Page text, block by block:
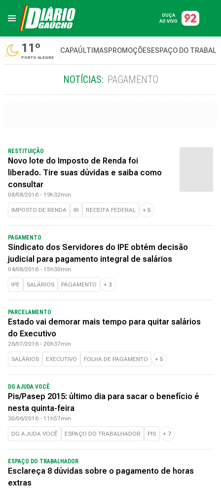
OUÇA
AO VIVO
11º
PORTO ALEGRE
CAPAÚLTIMASPROMOÇÕESESPAÇO DO
NOTÍCIAS: PAGAMENTO
RESTITUIÇÃO
Novo lote do Imposto de Renda foi
liberado. Tire suas dúvidas e saiba como
consultar
08/08/2016 - 19h32min
IMPOSTO DE RENDA IR RECEITA FEDERAL + 5
PAGAMENTO
Sindicato dos Servidores do IPE obtém decisão
judicial para pagamento integral de salários
04/08/2016 - 15h30min
IPE SALÁRIOS PAGAMENTO + 3
PARCELAMENTO
Estado vai demorar mais tempo para quitar salários
do Executivo
26/07/2016 - 20h37min
SALÁRIOS EXECUTIVO FOLHA DE PAGAMENTO + 5
DG AJUDA VOCÊ
Pis/Pasep 2015: último dia para sacar o benefício é
nesta quinta-feira
30/06/2016 - 11h57min
DG AJUDA VOCÊ ESPAÇO DO TRABALHADOR PIS + 7
ESPAÇO DO TRABALHADOR
Esclareça 8 dúvidas sobre o pagamento de horas
extras